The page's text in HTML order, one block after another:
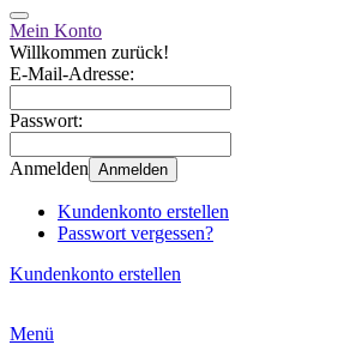
Mein Konto
Willkommen zurück!
E-Mail-Adresse:
Passwort:
Anmelden Anmelden
Kundenkonto erstellen
Passwort vergessen?
Kundenkonto erstellen
Menü